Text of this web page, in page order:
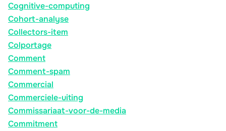
Cognitive-computing
Cohort-analyse
Collectors-item
Colportage
Comment
Comment-spam
Commercial
Commerciele-uiting
Commissariaat-voor-de-media
Commitment